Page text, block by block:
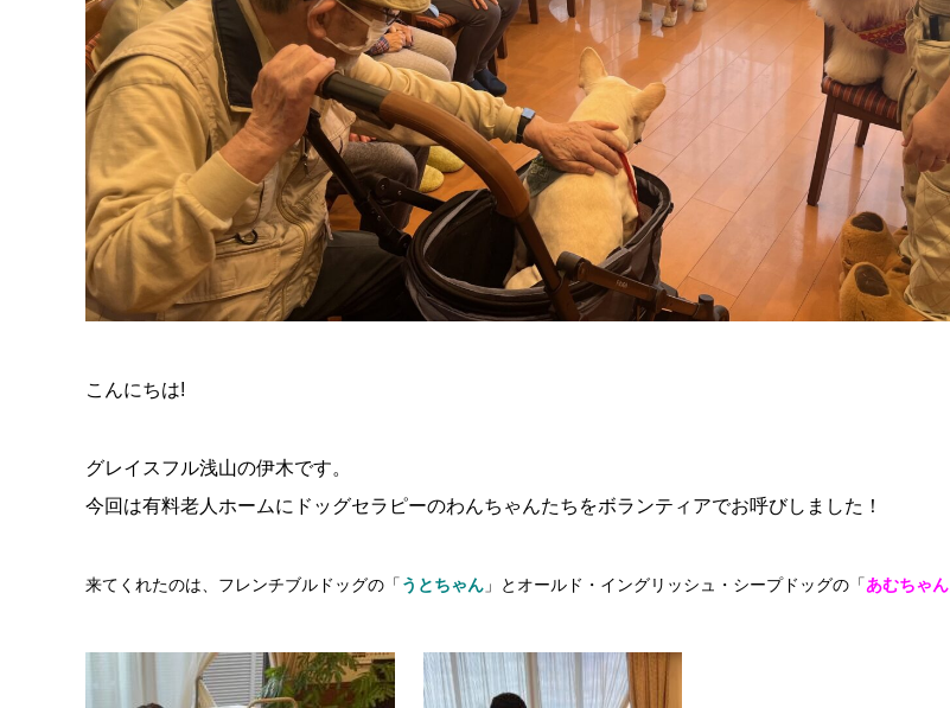
こんにちは!
グレイスフル浅山の伊木です。
今回は有料老人ホームにドッグセラピーのわんちゃんたちをボランティアでお呼びしました！
来てくれたのは、フレンチブルドッグの「 うとちゃん 」と オールド・イングリッシュ・シープドッグの「あむちゃん